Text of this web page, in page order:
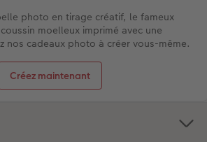
photo en tirage créatif, le fameux
moelleux imprimé avec une
nos cadeaux photo à créer vous-même.
Créez maintenant